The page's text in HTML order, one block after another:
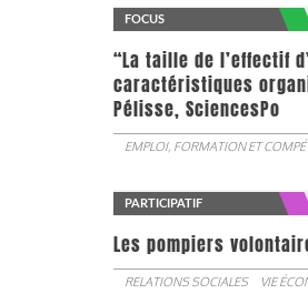
FOCUS
“La taille de l’effectif
caractéristiques
Pélisse, SciencesPo
EMPLOI, FORMATION ET
PARTICIPATIF
Les pompiers
RELATIONS SOCIALES VIE